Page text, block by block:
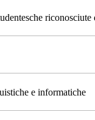
riconosciute
e informatiche